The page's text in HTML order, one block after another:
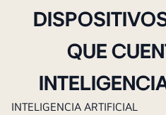
QUE
INTELIGENCIA ARTIFICIAL